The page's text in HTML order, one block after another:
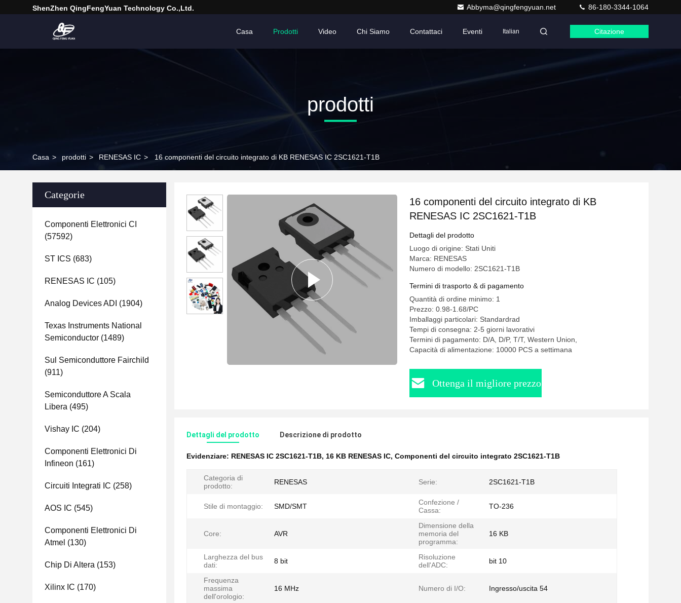
ShenZhen QingFengYuan Technology Co.,Ltd. Abbyma@qingfengyuan.net 86-180-3344-1064
Casa Prodotti Video Chi Siamo Contattaci Eventi Italian Citazione
prodotti
Casa > prodotti > RENESAS IC > 16 componenti del circuito integrato di KB RENESAS IC 2SC1621-T1B
Categorie
Componenti Elettronici CI
(57592)
ST ICS (683)
RENESAS IC (105)
Analog Devices ADI (1904)
Texas Instruments National
Semiconductor (1489)
Sul Semiconduttore Fairchild
(911)
Semiconduttore A Scala
Libera (495)
Vishay IC (204)
Componenti Elettronici Di
Infineon (161)
Circuiti Integrati IC (258)
AOS IC (545)
Componenti Elettronici Di
Atmel (130)
Chip Di Altera (153)
Xilinx IC (170)
16 componenti del circuito integrato di KB
RENESAS IC 2SC1621-T1B
Dettagli del prodotto
Luogo di origine: Stati Uniti
Marca: RENESAS
Numero di modello: 2SC1621-T1B
Termini di trasporto & di pagamento
Quantità di ordine minimo: 1
Prezzo: 0.98-1.68/PC
Imballaggi particolari: Standardrad
Tempi di consegna: 2-5 giorni lavorativi
Termini di pagamento: D/A, D/P, T/T, Western Union,
Capacità di alimentazione: 10000 PCS a settimana
Ottenga il migliore prezzo
Dettagli del prodotto Descrizione di prodotto
Evidenziare: RENESAS IC 2SC1621-T1B, 16 KB RENESAS IC, Componenti del circuito integrato 2SC1621-T1B
Categoria di
prodotto:
RENESAS Serie: 2SC1621-T1B
Stile di montaggio: SMD/SMT
Confezione /
Cassa:
TO-236
Core: AVR
Dimensione della
memoria del
programma:
16 KB
Larghezza del bus
dati:
8 bit
Risoluzione
dell'ADC:
bit 10
Frequenza
massima
dell'orologio:
16 MHz Numero di I/O: Ingresso/uscita 54